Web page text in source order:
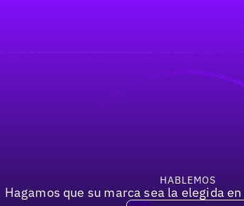
HABLEMOS
Hagamos que su marca sea la elegida en